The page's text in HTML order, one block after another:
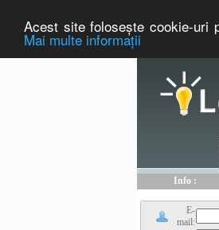
Acest site foloseşte cookie-uri
Mai multe informaţii
Info :
E-
mail: